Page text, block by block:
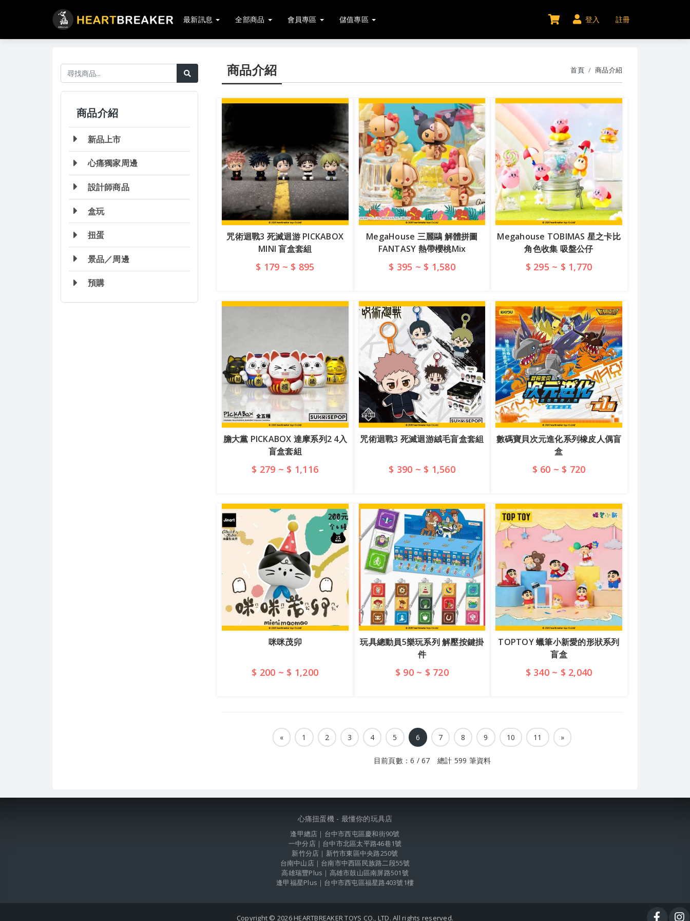
最新訊息 全部商品 會員專區 儲值專區 登入 註冊
商品介紹
新品上市
心痛獨家周邊
設計師商品
盒玩
扭蛋
景品／周邊
預購
首頁 商品介紹
商品介紹
咒術迴戰3 死滅迴游 PICKABOX
MINI 盲盒套組
$ 179 ~ $ 895
MegaHouse 三麗鷗 解體拼圖
FANTASY 熱帶櫻桃Mix
$ 395 ~ $ 1,580
Megahouse TOBIMAS 星之卡比
角色收集 吸盤公仔
$ 295 ~ $ 1,770
膽大黨 PICKABOX 達摩系列2 4入
盲盒套組
$ 279 ~ $ 1,116
咒術迴戰3 死滅迴游絨毛盲盒套組
$ 390 ~ $ 1,560
數碼寶貝次元進化系列橡皮人偶盲
盒
$ 60 ~ $ 720
咪咪茂卯
$ 200 ~ $ 1,200
玩具總動員5樂玩系列 解壓按鍵掛
件
$ 90 ~ $ 720
TOPTOY 蠟筆小新愛的形狀系列
盲盒
$ 340 ~ $ 2,040
« 1 2 3 4 5 6 7 8 9 10 11 »
目前頁數：6 / 67 總計 599 筆資料
心痛扭蛋機 - 最懂你的玩具店
逢甲總店｜台中市西屯區慶和街90號
一中分店｜台中市北區太平路46巷1號
新竹分店｜新竹市東區中央路250號
台南中山店｜台南市中西區民族路二段55號
高雄瑞豐Plus｜高雄市鼓山區南屏路501號
逢甲福星Plus｜台中市西屯區福星路403號1樓
Copyright © 2026 HEARTBREAKER TOYS CO., LTD. All rights reserved.